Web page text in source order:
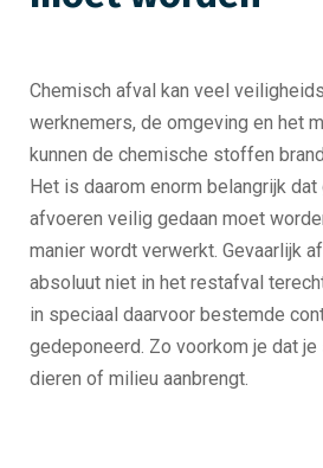
Chemisch afval kan veel
werknemers, de omgeving en het
kunnen de chemische stoffen
Het is daarom enorm belangrijk
afvoeren veilig gedaan moet
manier wordt verwerkt. Gevaarlijk
absoluut niet in het restafval
in speciaal daarvoor bestemde
gedeponeerd. Zo voorkom je dat je
dieren of milieu aanbrengt.